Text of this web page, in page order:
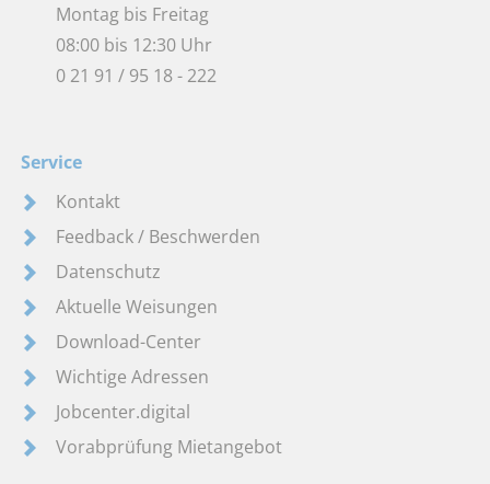
Montag bis Freitag
08:00 bis 12:30 Uhr
0 21 91 / 95 18 - 222
Service
Kontakt
Feedback / Beschwerden
Datenschutz
Aktuelle Weisungen
Download-Center
Wichtige Adressen
Jobcenter.digital
Vorabprüfung Mietangebot